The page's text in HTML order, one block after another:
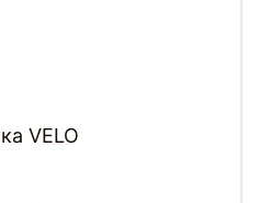
Седельная покрышка VELO